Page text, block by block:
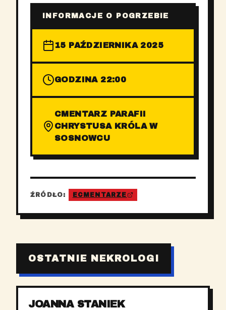
INFORMACJE O POGRZEBIE
15 PAŹDZIERNIKA 2025
GODZINA 22:00
CMENTARZ PARAFII
CHRYSTUSA KRÓLA W
SOSNOWCU
ŹRÓDŁO: ECMENTARZE
OSTATNIE NEKROLOGI
JOANNA STANIEK